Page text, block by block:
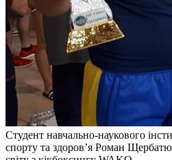
Студент навчально-наукового
спорту та здоров’я Роман